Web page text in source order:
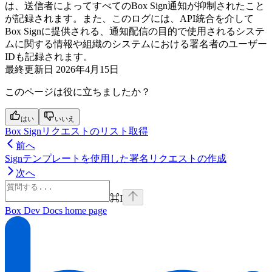
は、送信者によってすべてのBox Sign通知が抑制されたこと
が記録されます。また、このログには、API統合を介して
Box Signに提供される、通知配信の目的で使用されるシステ
ムに関する情報や組織のシステムにおける署名者のユーザー
IDも記録されます。
最終更新日 2026年4月15日
このページは役に立ちましたか？
はい いいえ
Box Signリクエストのリスト取得
前へ
Signテンプレートを使用した署名リクエストの作成
次へ
⌘I
Box Dev Docs home page